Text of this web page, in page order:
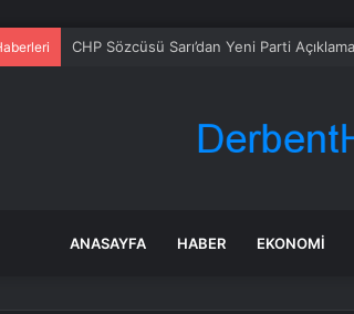
CHP Sözcüsü Sarı’dan Yeni Parti
ANASAYFA HABER EKONOMI